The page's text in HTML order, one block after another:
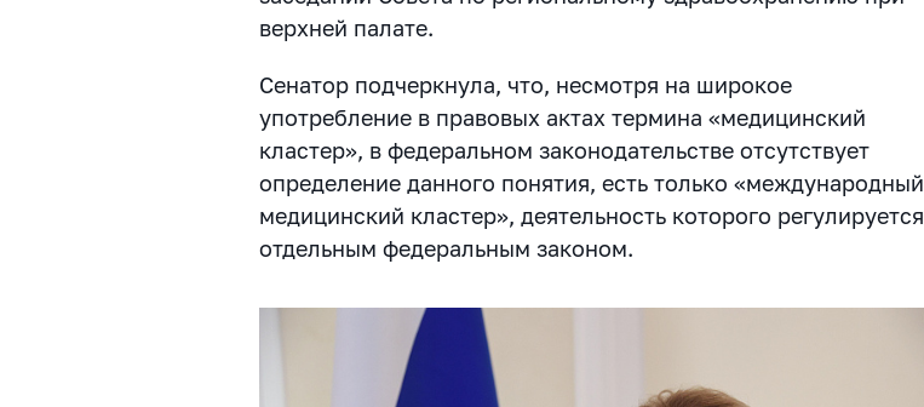
верхней палате.
Сенатор подчеркнула, что, несмотря на широкое
употребление в правовых актах термина «медицинский
кластер», в федеральном законодательстве отсутствует
определение данного понятия, есть только «международный
медицинский кластер», деятельность которого регулируется
отдельным федеральным законом.